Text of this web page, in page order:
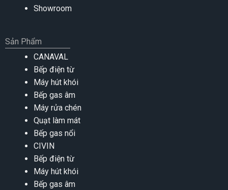
Showroom
Sản Phẩm
CANAVAL
Bếp điện từ
Máy hút khói
Bếp gas âm
Máy rửa chén
Quạt làm mát
Bếp gas nổi
CIVIN
Bếp điện từ
Máy hút khói
Bếp gas âm